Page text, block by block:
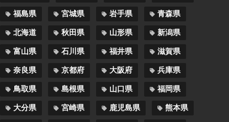
福島県 宮城県 岩手県 青森県
北海道 秋田県 山形県 新潟県
富山県 石川県 福井県 滋賀県
奈良県 京都府 大阪府 兵庫県
鳥取県 島根県 山口県 福岡県
大分県 宮崎県 鹿児島県 熊本県